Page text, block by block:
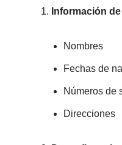
Información
Nombres
Fechas de
Números de
Direcciones